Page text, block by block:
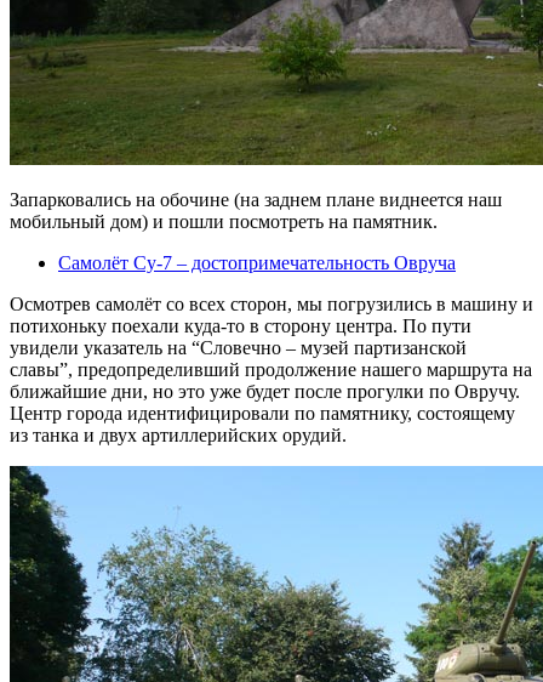
Запарковались на обочине (на заднем плане виднеется наш
мобильный дом) и пошли посмотреть на памятник.
Самолёт Су-7 – достопримечательность Овруча
Осмотрев самолёт со всех сторон, мы погрузились в машину и
потихоньку поехали куда-то в сторону центра. По пути
увидели указатель на “Словечно – музей партизанской
славы”, предопределивший продолжение нашего маршрута на
ближайшие дни, но это уже будет после прогулки по Овручу.
Центр города идентифицировали по памятнику, состоящему
из танка и двух артиллерийских орудий.